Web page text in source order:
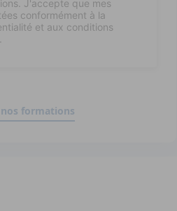
formations